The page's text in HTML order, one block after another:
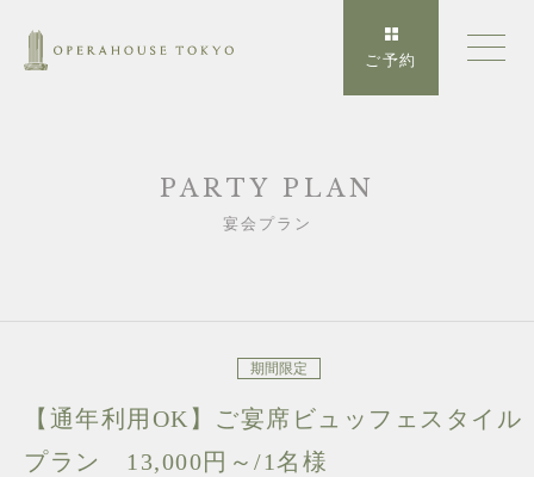
ご予約
PARTY PLAN
宴会プラン
期間限定
【通年利用OK】ご宴席ビュッフェスタイル
プラン 13,000円～/1名様